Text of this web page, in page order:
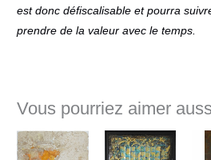
est donc défiscalisable et pourra
prendre de la valeur avec le temps.
Vous pourriez aimer